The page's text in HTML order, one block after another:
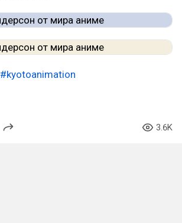
#kyotoanimation
3.6K